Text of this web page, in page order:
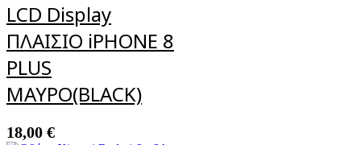
LCD Display
ΠΛΑΙΣΙΟ iPHONE 8
PLUS
ΜΑΥΡΟ(BLACK)
18,00 €